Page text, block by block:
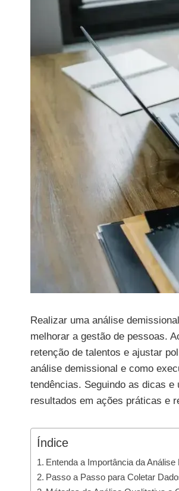
Realizar uma análise
melhorar a gestão de pessoas.
retenção de talentos e ajustar
análise demissional e como
tendências. Seguindo as dicas
resultados em ações práticas e
Índice
Entenda a Importância da
Passo a Passo para Coletar